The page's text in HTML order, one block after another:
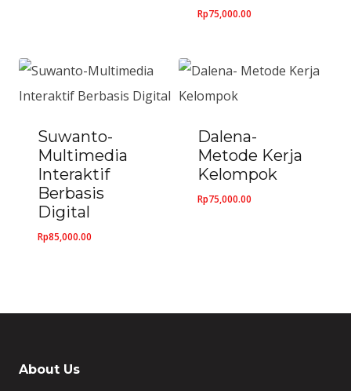
Rp75,000.00
Suwanto-
Multimedia
Interaktif
Berbasis
Digital
Rp85,000.00
Dalena-
Metode Kerja
Kelompok
Rp75,000.00
About Us